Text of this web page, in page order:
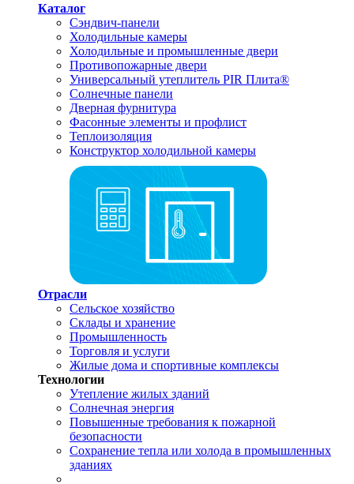
Каталог
Сэндвич-панели
Холодильные камеры
Холодильные и промышленные двери
Противопожарные двери
Универсальный утеплитель PIR Плита®
Солнечные панели
Дверная фурнитура
Фасонные элементы и профлист
Теплоизоляция
Конструктор холодильной камеры
Отрасли
Сельское хозяйство
Склады и хранение
Промышленность
Торговля и услуги
Жилые дома и спортивные комплексы
Технологии
Утепление жилых зданий
Солнечная энергия
Повышенные требования к пожарной
безопасности
Сохранение тепла или холода в промышленных
зданиях